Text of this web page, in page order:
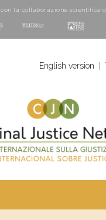
con la collaborazione scientifica
English version